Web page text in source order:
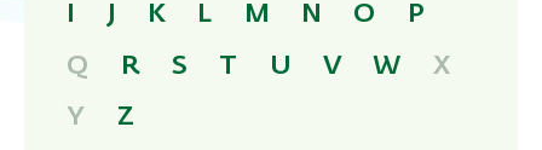
J K L M N O
P
Q
R S T U V W
X
Y
Z